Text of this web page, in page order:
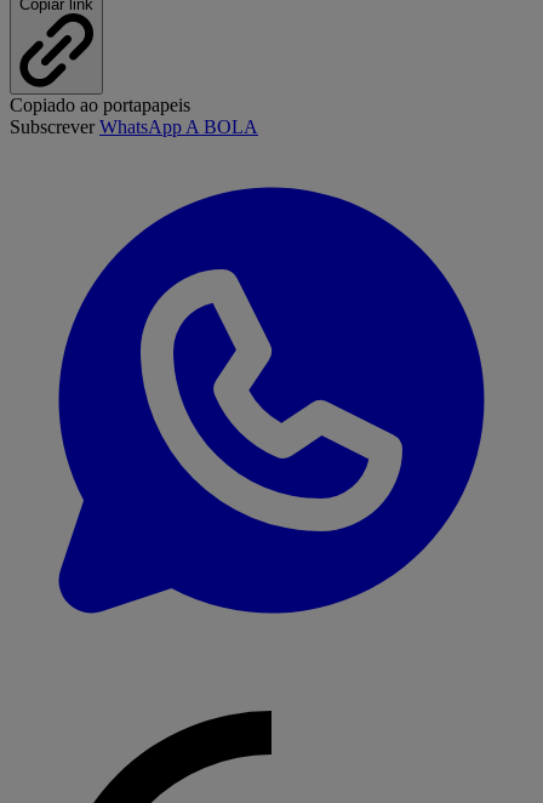
Copiar link
Copiado ao portapapeis
SubscreverWhatsApp A BOLA